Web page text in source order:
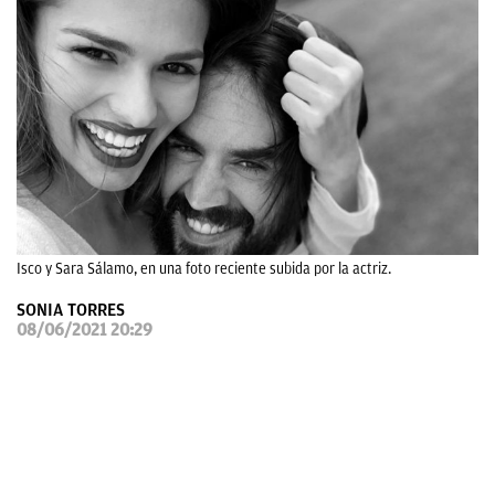
PAPARAZZI
OKDIARIO
Isco y Sara Sálamo, en una foto reciente subida por la actriz.
SONIA TORRES
08/06/2021 20:29